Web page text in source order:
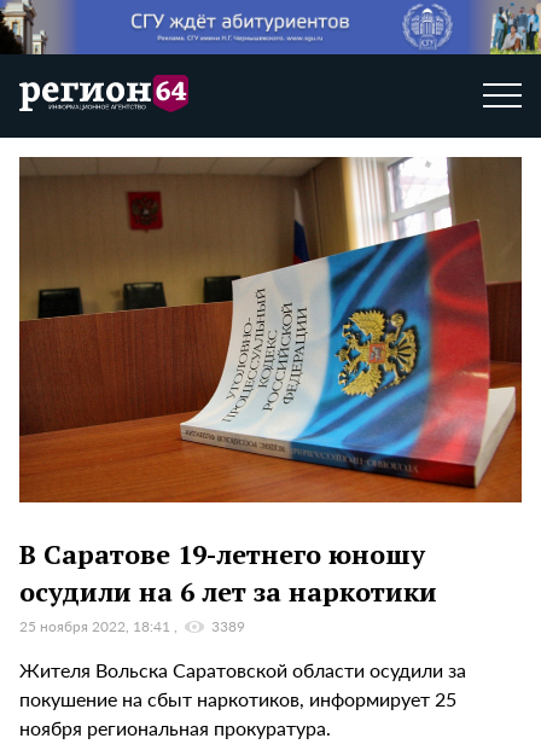
В Саратове 19-летнего юношу
осудили на 6 лет за наркотики
25 ноября 2022, 18:41 3389
Жителя Вольска Саратовской области осудили за
покушение на сбыт наркотиков, информирует 25
ноября региональная прокуратура.